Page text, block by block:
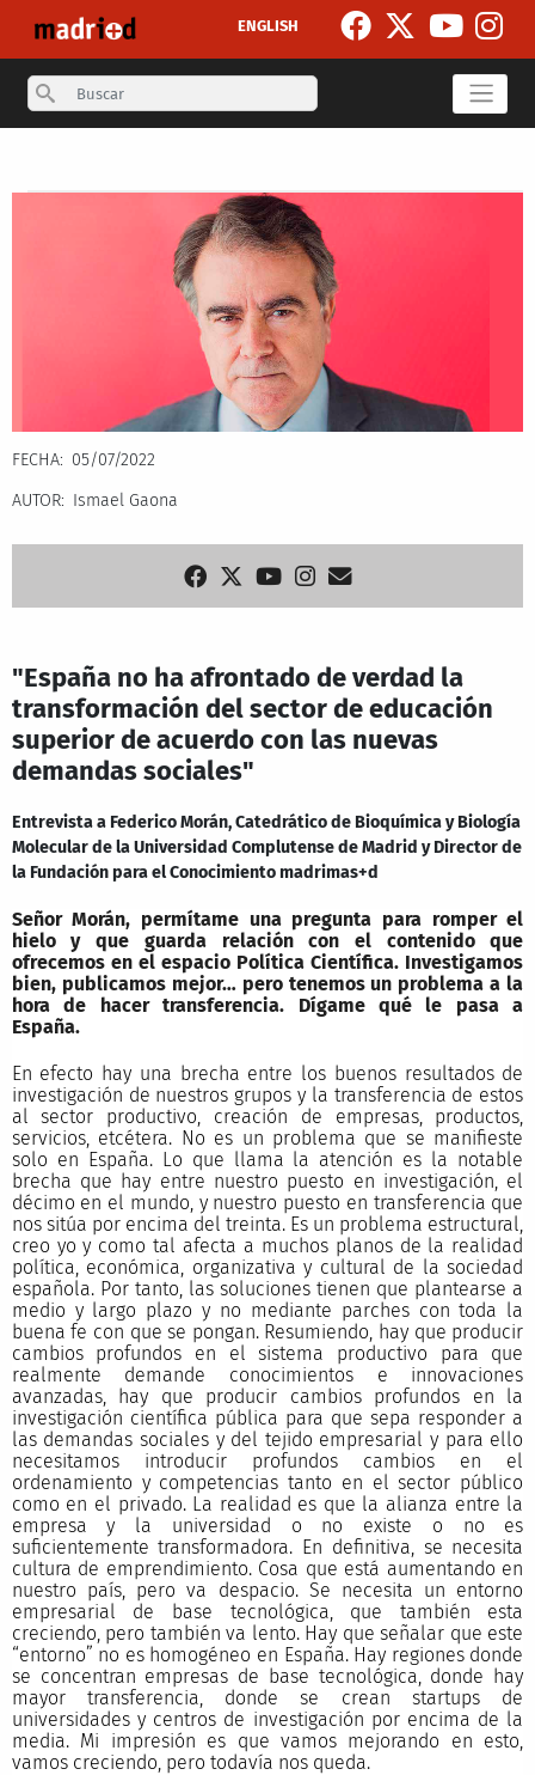
ENGLISH
Search
FECHA
05/07/2022
AUTOR
Ismael Gaona
"España no ha afrontado de verdad la
transformación del sector de educación
superior de acuerdo con las nuevas
demandas sociales"
Entrevista a Federico Morán, Catedrático de Bioquímica y Biología
Molecular de la Universidad Complutense de Madrid y Director de
la Fundación para el Conocimiento madrimas+d
Señor Morán, permítame una pregunta para romper el
hielo y que guarda relación con el contenido que
ofrecemos en el espacio Política Científica. Investigamos
bien, publicamos mejor… pero tenemos un problema a la
hora de hacer transferencia. Dígame qué le pasa a
España.
En efecto hay una brecha entre los buenos resultados de
investigación de nuestros grupos y la transferencia de estos
al sector productivo, creación de empresas, productos,
servicios, etcétera. No es un problema que se manifieste
solo en España. Lo que llama la atención es la notable
brecha que hay entre nuestro puesto en investigación, el
décimo en el mundo, y nuestro puesto en transferencia que
nos sitúa por encima del treinta. Es un problema estructural,
creo yo y como tal afecta a muchos planos de la realidad
política, económica, organizativa y cultural de la sociedad
española. Por tanto, las soluciones tienen que plantearse a
medio y largo plazo y no mediante parches con toda la
buena fe con que se pongan. Resumiendo, hay que producir
cambios profundos en el sistema productivo para que
realmente demande conocimientos e innovaciones
avanzadas, hay que producir cambios profundos en la
investigación científica pública para que sepa responder a
las demandas sociales y del tejido empresarial y para ello
necesitamos introducir profundos cambios en el
ordenamiento y competencias tanto en el sector público
como en el privado. La realidad es que la alianza entre la
empresa y la universidad o no existe o no es
suficientemente transformadora. En definitiva, se necesita
cultura de emprendimiento. Cosa que está aumentando en
nuestro país, pero va despacio. Se necesita un entorno
empresarial de base tecnológica, que también esta
creciendo, pero también va lento. Hay que señalar que este
“entorno” no es homogéneo en España. Hay regiones donde
se concentran empresas de base tecnológica, donde hay
mayor transferencia, donde se crean startups de
universidades y centros de investigación por encima de la
media. Mi impresión es que vamos mejorando en esto,
vamos creciendo, pero todavía nos queda.